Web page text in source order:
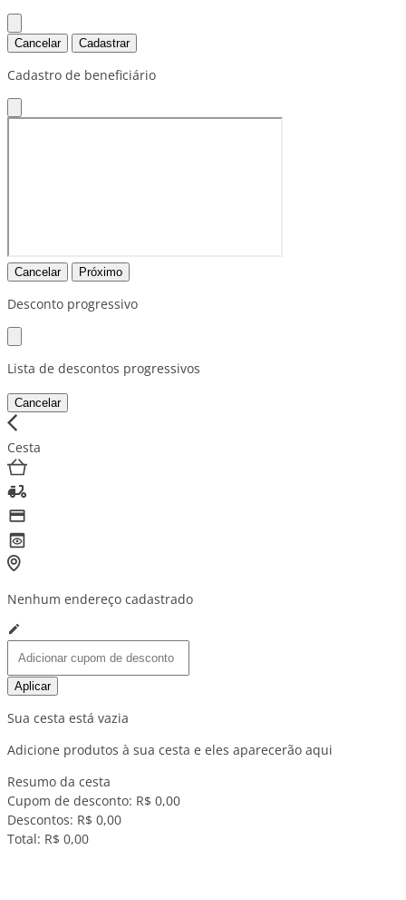
Cancelar Cadastrar
Cadastro de beneficiário
Cancelar Próximo
Desconto progressivo
Lista de descontos progressivos
Cancelar
Cesta
Nenhum endereço cadastrado
Aplicar
Sua cesta está vazia
Adicione produtos à sua cesta e eles aparecerão aqui
Resumo da cesta
Cupom de desconto: R$ 0,00
Descontos: R$ 0,00
Total: R$ 0,00